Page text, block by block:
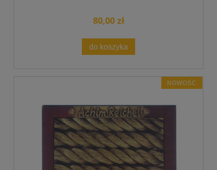
80,00 zł
do koszyka
NOWOŚĆ